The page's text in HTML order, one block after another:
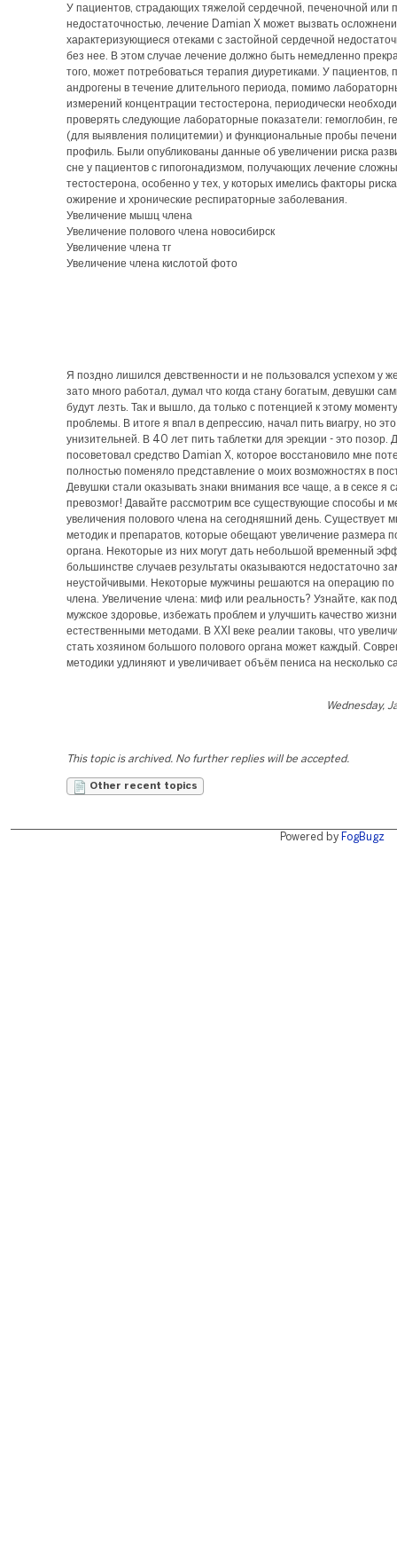
У пациентов, страдающих тяжелой сердечной, печеночной или
недостаточностью, лечение Damian X может вызвать
характеризующиеся отеками с застойной сердечной
без нее. В этом случае лечение должно быть немедленно
того, может потребоваться терапия диуретиками. У
андрогены в течение длительного периода, помимо
измерений концентрации тестостерона, периодически
проверять следующие лабораторные показатели: гемоглобин,
(для выявления полицитемии) и функциональные пробы
профиль. Были опубликованы данные об увеличении риска
сне у пациентов с гипогонадизмом, получающих лечение
тестостерона, особенно у тех, у которых имелись факторы
ожирение и хронические респираторные заболевания.
Увеличение мышц члена
Увеличение полового члена новосибирск
Увеличение члена тг
Увеличение члена кислотой фото
Я поздно лишился девственности и не пользовался успехом у
зато много работал, думал что когда стану богатым, девушки
будут лезть. Так и вышло, да только с потенцией к этому
проблемы. В итоге я впал в депрессию, начал пить виагру, но
унизительней. В 40 лет пить таблетки для эрекции - это позор.
посоветовал средство Damian X, которое восстановило мне
полностью поменяло представление о моих возможностях в
Девушки стали оказывать знаки внимания все чаще, а в сексе я
превозмог! Давайте рассмотрим все существующие способы и
увеличения полового члена на сегодняшний день. Существует
методик и препаратов, которые обещают увеличение размера
органа. Некоторые из них могут дать небольшой временный
большинстве случаев результаты оказываются недостаточно
неустойчивыми. Некоторые мужчины решаются на операцию по
члена. Увеличение члена: миф или реальность? Узнайте, как
мужское здоровье, избежать проблем и улучшить качество жизни
естественными методами. В XXI веке реалии таковы, что
стать хозяином большого полового органа может каждый.
методики удлиняют и увеличивает объём пениса на несколько
Wednesday,
This topic is archived. No further replies will be accepted.
Other recent topics
Powered by FogBugz